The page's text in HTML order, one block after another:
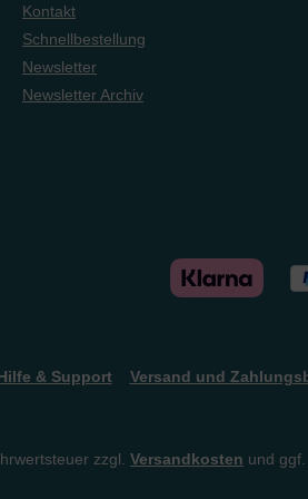
aus
Vorweihnachtszeit ein
wunderbaren
Kontakt
Schnellbestellung
Newsletter
Newsletter Archiv
& Support Versand und
zzgl. Versandkosten und